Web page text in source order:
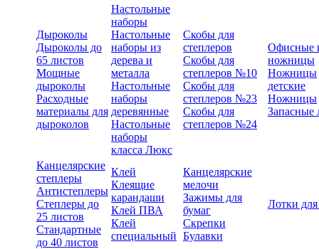
Дыроколы
Дыроколы до
65 листов
Мощные
дыроколы
Расходные
материалы для
дыроколов
Настольные
наборы
Настольные
наборы из
дерева и
металла
Настольные
наборы
деревянные
Настольные
наборы
класса Люкс
Скобы для
степлеров
Скобы для
степлеров №10
Скобы для
степлеров №23
Скобы для
степлеров №24
Офисные
ножницы
Ножницы
детские
Ножницы
Запасные
Канцелярские
степлеры
Антистеплеры
Степлеры до
25 листов
Стандартные
до 40 листов
Клей
Клеящие
карандаши
Клей ПВА
Клей
специальный
Канцелярские
мелочи
Зажимы для
бумаг
Скрепки
Булавки
Лотки